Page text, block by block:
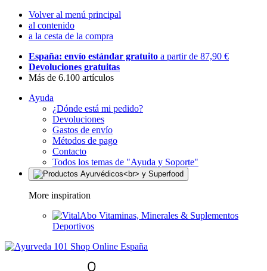
Volver al menú principal
al contenido
a la cesta de la compra
España: envío estándar gratuito a partir de 87,90 €
Devoluciones gratuitas
Más de 6.100 artículos
Ayuda
¿Dónde está mi pedido?
Devoluciones
Gastos de envío
Métodos de pago
Contacto
Todos los temas de "Ayuda y Soporte"
More inspiration
Vitaminas, Minerales & Suplementos
Deportivos